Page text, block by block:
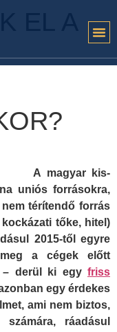
EL A
A magyar kis-
uniós forrásokra,
térítendő forrás
tőke, hitel)
2015-től egyre
a cégek előtt
– derül ki egy friss
egy érdekes
ami nem biztos,
ráadásul